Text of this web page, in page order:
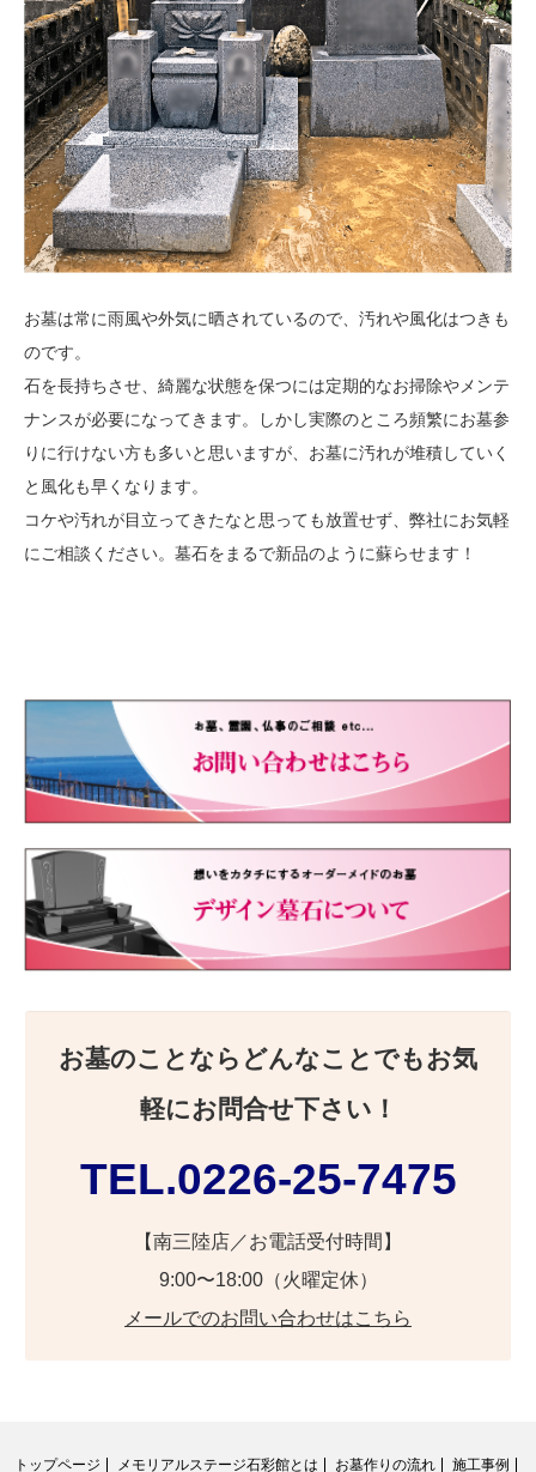
お墓は常に雨風や外気に晒されているので、汚れや風化はつきも
のです。
石を長持ちさせ、綺麗な状態を保つには定期的なお掃除やメンテ
ナンスが必要になってきます。しかし実際のところ頻繁にお墓参
りに行けない方も多いと思いますが、お墓に汚れが堆積していく
と風化も早くなります。
コケや汚れが目立ってきたなと思っても放置せず、弊社にお気軽
にご相談ください。墓石をまるで新品のように蘇らせます！
お墓のことならどんなことでもお気
軽にお問合せ下さい！
TEL.0226-25-7475
【南三陸店／お電話受付時間】
9:00〜18:00（火曜定休）
メールでのお問い合わせはこちら
トップページ メモリアルステージ石彩館とは お墓作りの流れ
施工事例